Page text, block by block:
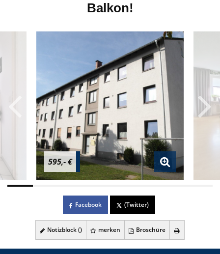
Balkon!
595,- €
Facebook (Twitter)
Notizblock () merken Broschüre